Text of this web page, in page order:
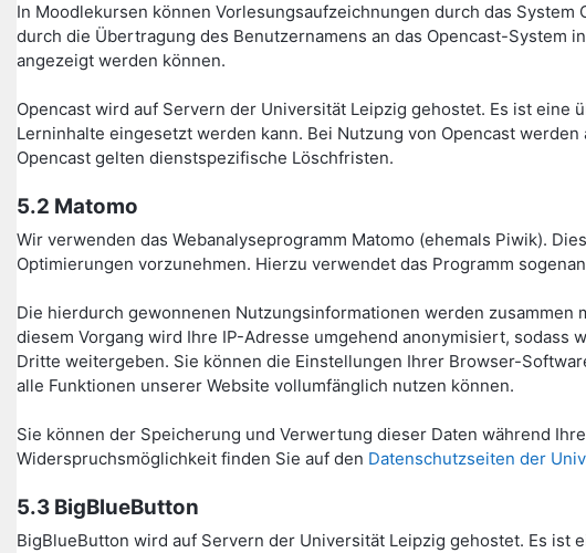
In Moodlekursen können Vorlesungsaufzeichnungen durch das
durch die Übertragung des Benutzernamens an das Opencast-System
angezeigt werden können.
Opencast wird auf Servern der Universität Leipzig gehostet. Es ist
Lerninhalte eingesetzt werden kann. Bei Nutzung von Opencast
Opencast gelten dienstspezifische Löschfristen.
5.2 Matomo
Wir verwenden das Webanalyseprogramm Matomo (ehemals Piwik).
Optimierungen vorzunehmen. Hierzu verwendet das Programm
Die hierdurch gewonnenen Nutzungsinformationen werden
diesem Vorgang wird Ihre IP-Adresse umgehend anonymisiert,
Dritte weitergeben. Sie können die Einstellungen Ihrer Browser-
alle Funktionen unserer Website vollumfänglich nutzen können.
Sie können der Speicherung und Verwertung dieser Daten während
Widerspruchsmöglichkeit finden Sie auf den Datenschutzseiten der
5.3 BigBlueButton
BigBlueButton wird auf Servern der Universität Leipzig gehostet. Es